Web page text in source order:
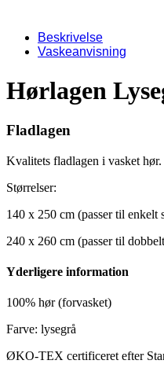
Beskrivelse
Vaskeanvisning
Hørlagen
Fladlagen
Kvalitets fladlagen i vasket
Størrelser:
140 x 250 cm (passer til
240 x 260 cm (passer til
Yderligere information
100% hør (forvasket)
Farve: lysegrå
ØKO-TEX certificeret efter